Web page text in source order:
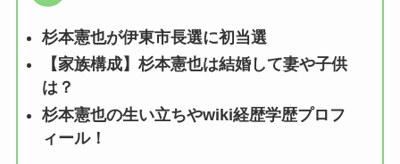
杉本憲也が伊東市長選に初当選
【家族構成】杉本憲也は結婚して妻や子供
は？
杉本憲也の生い立ちやwiki経歴学歴プロフ
ィール！